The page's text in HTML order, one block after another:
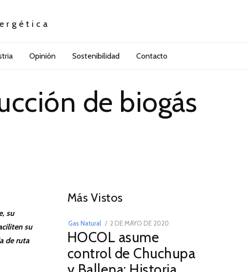
Opinión Sostenibilidad Contacto
de biogás
su
su
de ruta
Más Vistos
Gas Natural
POSTED
ON
2 DE MAYO DE 2020
DE
2026
HOCOL asume
control de Chuchupa